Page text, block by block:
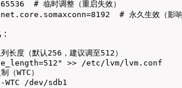
# 临时调整（重启失效）
# 永久生效（影
：
长度（默认256，建议调至512）
>> /etc/lvm/lvm.conf
（WTC）
/dev/sdb1